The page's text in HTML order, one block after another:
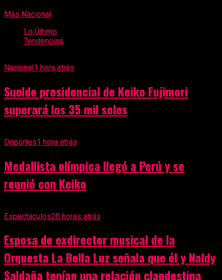
Más Nacional
Lo Último
Tendencias
Nacional1 hora atrás
Sueldo presidencial de Keiko Fujimori
superará los 35 mil soles
Deportes1 hora atrás
Medallista olímpica llegó a Perú y se
reunió con Keiko
Espectáculos20 horas atrás
Esposa de exdirector musical de la
Orquesta La Bella Luz señala que él y Naldy
Saldaña tenían una relación clandestina